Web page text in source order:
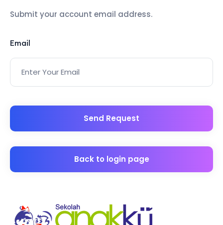
Submit your account email address.
Email
Send Request
Back to login page